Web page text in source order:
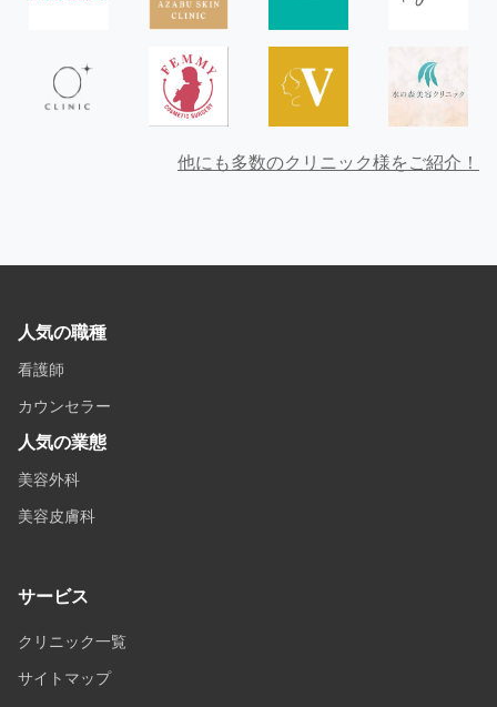
他にも多数のクリニック様をご紹介！
人気の職種
看護師
カウンセラー
人気の業態
美容外科
美容皮膚科
サービス
クリニック一覧
サイトマップ